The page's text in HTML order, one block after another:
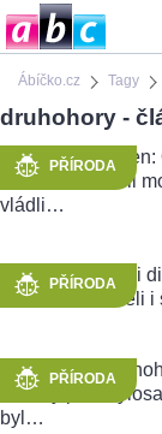
Ábíčko.cz Tagy
druhohory -
PŘÍRODA
PŘÍRODA
PŘÍRODA